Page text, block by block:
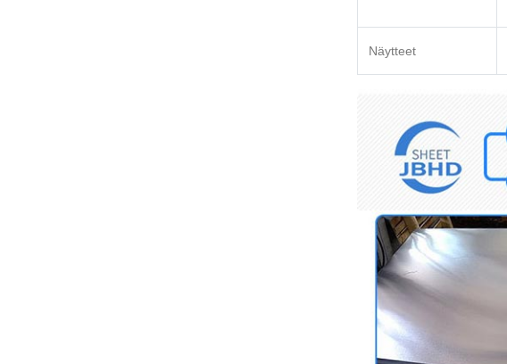
Näytteet